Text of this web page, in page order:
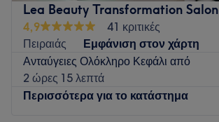
Lea Beauty Transformation Salon
4,9
41 κριτικές
Πειραιάς
Εμφάνιση στον χάρτη
Ανταύγειες Ολόκληρο Κεφάλι από
2 ώρες 15 λεπτά
Περισσότερα για το κατάστημα